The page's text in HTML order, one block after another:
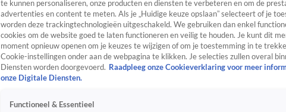
te kunnen personaliseren, onze producten en diensten te verbeteren en om de
advertenties en content te meten. Als je „Huidige keuze opslaan” selecteert of je
worden deze trackingtechnologieën uitgeschakeld. We gebruiken dan enkel
cookies om de website goed te laten functioneren en veilig te houden. Je kunt dit
moment opnieuw openen om je keuzes te wijzigen of om je toestemming in te
Cookie-instellingen onder aan de webpagina te klikken. Je selecties zullen overal
Diensten worden doorgevoerd. Raadpleeg onze Cookieverklaring voor meer
onze Digitale Diensten.
Functioneel & Essentieel